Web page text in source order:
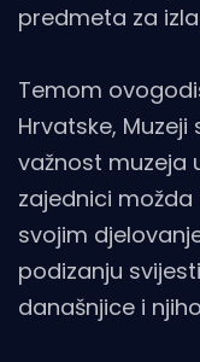
predmeta za
Temom
Hrvatske, Muzeji
važnost muzeja
zajednici
svojim
podizanju
današnjice i